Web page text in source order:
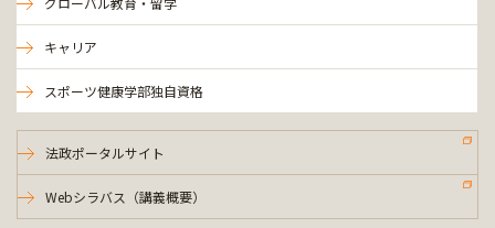
キャリア
スポーツ健康学部独自資格
法政ポータルサイト
Webシラバス（講義概要）